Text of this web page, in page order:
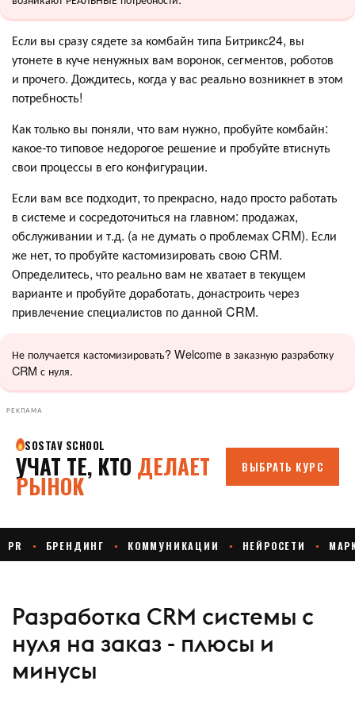
Если вы сразу сядете за комбайн типа Битрикс24, вы
утонете в куче ненужных вам воронок, сегментов, роботов
и прочего. Дождитесь, когда у вас реально возникнет в этом
потребность!
Как только вы поняли, что вам нужно, пробуйте комбайн:
какое-то типовое недорогое решение и пробуйте втиснуть
свои процессы в его конфигурации.
Если вам все подходит, то прекрасно, надо просто работать
в системе и сосредоточиться на главном: продажах,
обслуживании и т.д. (а не думать о проблемах CRM). Если
же нет, то пробуйте кастомизировать свою CRM.
Определитесь, что реально вам не хватает в текущем
варианте и пробуйте доработать, донастроить через
привлечение специалистов по данной CRM.
Не получается кастомизировать? Welcome в заказную разработку
CRM с нуля.
РЕКЛАМА
Разработка CRM системы с
нуля на заказ - плюсы и
минусы